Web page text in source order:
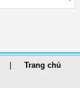
Trang chủ